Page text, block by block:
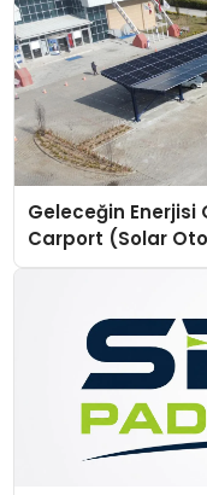
Geleceğin Enerjisi
Carport (Solar